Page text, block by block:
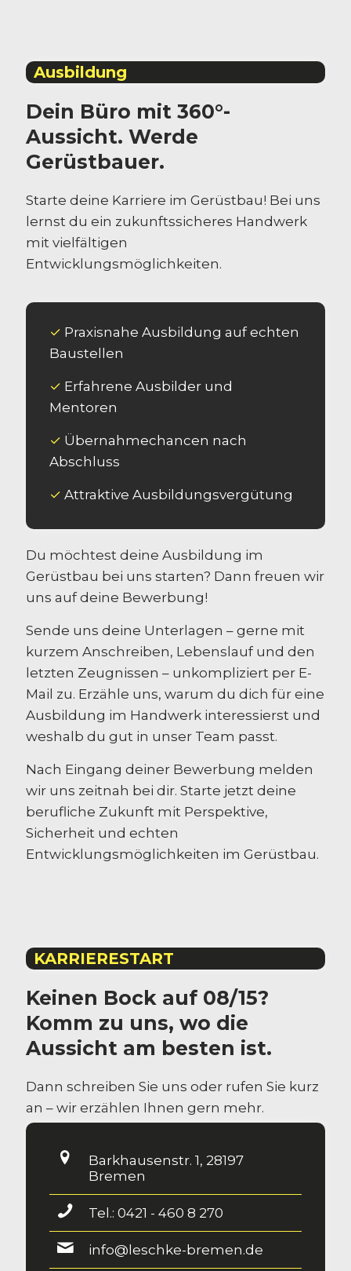
Ausbildung
Dein Büro mit 360°-
Aussicht. Werde
Gerüstbauer.
Starte deine Karriere im Gerüstbau! Bei uns
lernst du ein zukunftssicheres Handwerk
mit vielfältigen
Entwicklungsmöglichkeiten.
✓ Praxisnahe Ausbildung auf echten
Baustellen
✓ Erfahrene Ausbilder und
Mentoren
✓ Übernahmechancen nach
Abschluss
✓ Attraktive Ausbildungsvergütung
Du möchtest deine Ausbildung im
Gerüstbau bei uns starten? Dann freuen wir
uns auf deine Bewerbung!
Sende uns deine Unterlagen – gerne mit
kurzem Anschreiben, Lebenslauf und den
letzten Zeugnissen – unkompliziert per E-
Mail zu. Erzähle uns, warum du dich für eine
Ausbildung im Handwerk interessierst und
weshalb du gut in unser Team passt.
Nach Eingang deiner Bewerbung melden
wir uns zeitnah bei dir. Starte jetzt deine
berufliche Zukunft mit Perspektive,
Sicherheit und echten
Entwicklungsmöglichkeiten im Gerüstbau.
KARRIERESTART
Keinen Bock auf 08/15?
Komm zu uns, wo die
Aussicht am besten ist.
Dann schreiben Sie uns oder rufen Sie kurz
an – wir erzählen Ihnen gern mehr.
Barkhausenstr. 1, 28197
Bremen
Tel.: 0421 - 460 8 270
info@leschke-bremen.de